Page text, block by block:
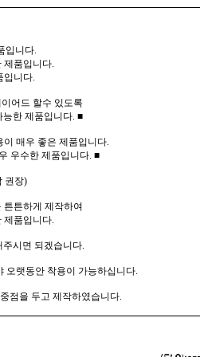
입니다.
제품입니다.
입니다.
어드 할수 있도록
한 제품입니다. ■
매우 좋은 제품입니다.
우수한 제품입니다. ■
권장)
튼하게 제작하여
제품입니다.
시면 되겠습니다.
랫동안 착용이 가능하십니다.
점을 두고 제작하였습니다.